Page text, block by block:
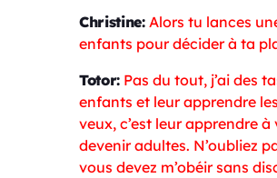
Christine: Alors tu lances
enfants pour décider à ta
Totor: Pas du tout, j’ai des
enfants et leur apprendre
veux, c’est leur apprendre
devenir adultes. N’oubliez
vous devez m’obéir sans